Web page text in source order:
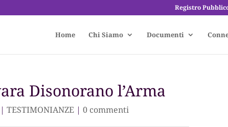
Registro
Home Chi Siamo Documenti
Disonorano l’Arma
|TESTIMONIANZE |0 commenti